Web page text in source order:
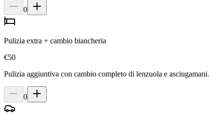
0
Pulizia extra + cambio biancheria
€50
Pulizia aggiuntiva con cambio completo di lenzuola e asciugamani.
0